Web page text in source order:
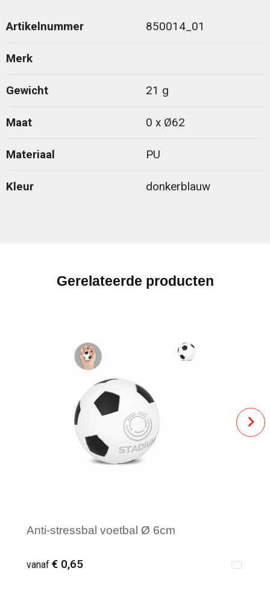
Artikelnummer 850014_01
Merk
Gewicht 21 g
Maat 0 x Ø62
Materiaal PU
Kleur donkerblauw
Gerelateerde producten
Anti-stressbal voetbal Ø 6cm
vanaf € 0,65